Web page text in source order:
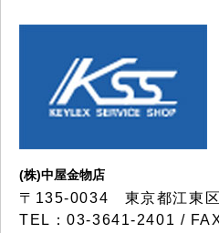
(株)中屋金物店
〒135-0034 東京都江東
TEL：03-3641-2401 /